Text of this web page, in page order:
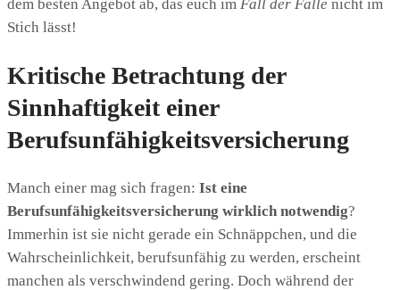
dem besten Angebot ab, das euch im Fall der Fälle nicht im
Stich lässt!
Kritische Betrachtung der
Sinnhaftigkeit einer
Berufsunfähigkeitsversicherung
Manch einer mag sich fragen: Ist eine
Berufsunfähigkeitsversicherung wirklich notwendig?
Immerhin ist sie nicht gerade ein Schnäppchen, und die
Wahrscheinlichkeit, berufsunfähig zu werden, erscheint
manchen als verschwindend gering. Doch während der